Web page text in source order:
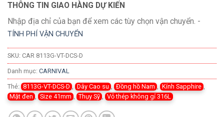
THÔNG TIN GIAO HÀNG DỰ KIẾN
Nhập địa chỉ của bạn để xem các tùy chọn vận chuyển. -
TÍNH PHÍ VẬN CHUYỂN
SKU: CAR 8113G-VT-DCS-D
Danh mục: CARNIVAL
Thẻ: 8113G-VT-DCS-D , Dây Cao su , Đồng hồ Nam , Kính Sapphire ,
Mặt đen , Size 41mm , Thụy Sỹ , Vỏ thép không gỉ 316L